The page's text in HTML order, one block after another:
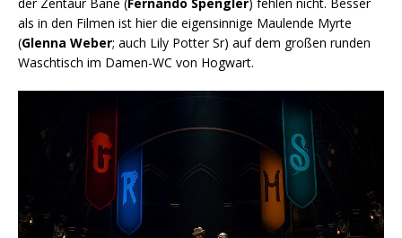
als in den Filmen ist hier die eigensinnige Maulende Myrte
(Glenna Weber; auch Lily Potter Sr) auf dem großen runden
Waschtisch im Damen-WC von Hogwart.